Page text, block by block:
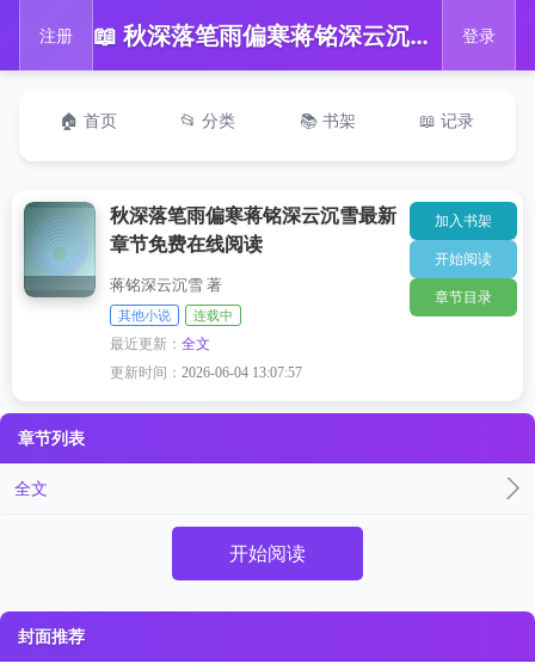
注册 📖 秋深落笔雨偏寒蒋铭深云沉雪最新章节免费在线阅读 登录
🏠 首页 📂 分类 📚 书架 📖 记录
秋深落笔雨偏寒蒋铭深云沉雪最新
章节免费在线阅读
蒋铭深云沉雪 著
其他小说 连载中
最近更新：全文
更新时间：2026-06-04 13:07:57
加入书架
开始阅读
章节目录
章节列表
全文
开始阅读
封面推荐